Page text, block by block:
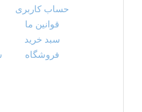
حساب کاربری
قوانین ما
سبد خرید
فروشگاه